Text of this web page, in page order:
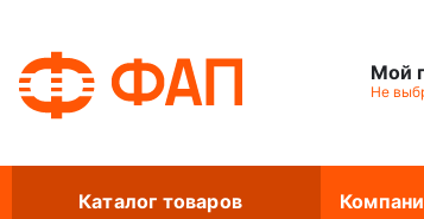
Мой
Не
Каталог товаров